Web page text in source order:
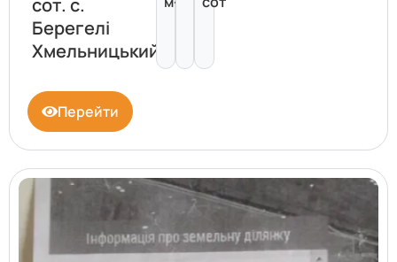
сот. с.
Берегелі
Хмельницький
Перейти